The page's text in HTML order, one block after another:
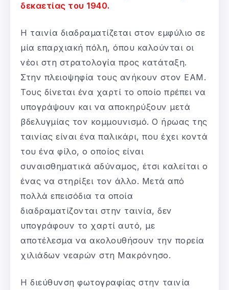
δεκαετίας του 1940.
Η ταινία διαδραματίζεται στον εμφύλιο σε
μία επαρχιακή πόλη, όπου καλούνται οι
νέοι στη στρατολογία προς κατάταξη.
Στην πλειοψηφία τους ανήκουν στον ΕΑΜ.
Τους δίνεται ένα χαρτί το οποίο πρέπει να
υπογράψουν και να αποκηρύξουν μετά
βδελυγμίας τον κομμουνισμό. Ο ήρωας της
ταινίας είναι ένα παλικάρι, που έχει κοντά
του ένα φίλο, ο οποίος είναι
συναισθηματικά αδύναμος, έτσι καλείται ο
ένας να στηρίξει τον άλλο. Μετά από
πολλά επεισόδια τα οποία
διαδραματίζονται στην ταινία, δεν
υπογράφουν το χαρτί αυτό, με
αποτέλεσμα να ακολουθήσουν την πορεία
χιλιάδων νεαρών στη Μακρόνησο.
Η διεύθυνση φωτογραφίας στην ταινία